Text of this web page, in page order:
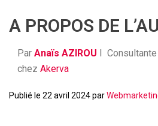
A PROPOS DE
Par Anaïs AZIROU I
chez Akerva
Publié le 22 avril 2024 par